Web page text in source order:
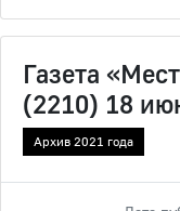
Газета
(2210) 18
Архив 2021 года